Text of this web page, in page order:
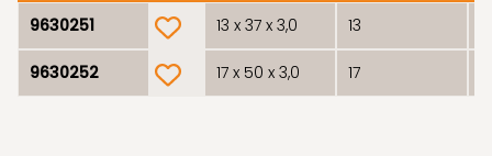
9630251product.wishlist13 x 37 x 3,0 13
9630252product.wishlist17 x 50 x 3,0 17